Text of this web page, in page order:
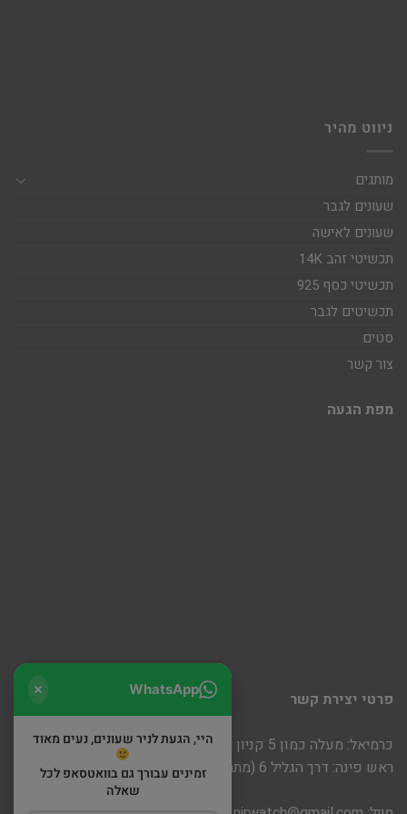
ניווט מהיר
מותגים
שעונים לגבר
שעונים לאישה
תכשיטי זהב 14K
תכשיטי כסף 925
תכשיטים לגבר
סטים
צור קשר
מפת הגעה
פרטי יצירת קשר
כרמיאל: מעלה כמון 5 קניון חוצות
ראש פינה: דרך הגליל 6 (מתחם שופינה)
WhatsApp
היי, הגעת לניר שעונים, נעים מאוד
זמינים עבורך גם בוואטסאפ לכל
שאלה